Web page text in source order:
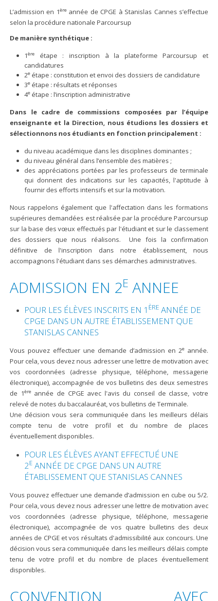
L’admission en 1èreannée de CPGE à Stanislas Cannes s’effectue
selon la procédure nationale Parcoursup
De manière synthétique :
1ère
étape : inscription à la plateforme Parcoursup et
candidatures
2e étape : constitution et envoi des dossiers de candidature
3e étape : résultats et réponses
4e étape : l’inscription administrative
Dans le cadre de commissions composées par l’équipe
enseignante et la Direction, nous étudions les dossiers et
sélectionnons nos étudiants en fonction principalement :
du niveau académique dans les disciplines dominantes ;
du niveau général dans l’ensemble des matières ;
des appréciations portées par les professeurs de terminale
qui donnent des indications sur les capacités, l'aptitude à
fournir des efforts intensifs et sur la motivation.
Nous rappelons également que l'affectation dans les formations
supérieures demandées est réalisée par la procédure Parcoursup
sur la base des vœux effectués par l'étudiant et sur le classement
des dossiers que nous réalisons. Une fois la confirmation
définitive de l'inscription dans notre établissement, nous
accompagnons l'étudiant dans ses démarches administratives.
ADMISSION EN 2E ANNEE
POUR LES ÉLÈVES INSCRITS EN 1 ÈRE ANNÉE DE
CPGE DANS UN AUTRE ÉTABLISSEMENT QUE
STANISLAS CANNES
Vous pouvez effectuer une demande d’admission en 2e année.
Pour cela, vous devez nous adresser une lettre de motivation avec
vos coordonnées (adresse physique, téléphone, messagerie
électronique), accompagnée de vos bulletins des deux semestres
de 1èreannée de CPGE avec l'avis du conseil de classe, votre
relevé de notes du baccalauréat, vos bulletins de Terminale.
Une décision vous sera communiquée dans les meilleurs délais
compte tenu de votre profil et du nombre de places
éventuellement disponibles.
POUR LES ÉLÈVES AYANT EFFECTUÉ UNE
2E ANNÉE DE CPGE DANS UN AUTRE
ÉTABLISSEMENT QUE STANISLAS CANNES
Vous pouvez effectuer une demande d’admission en cube ou 5/2.
Pour cela, vous devez nous adresser une lettre de motivation avec
vos coordonnées (adresse physique, téléphone, messagerie
électronique), accompagnée de vos quatre bulletins des deux
années de CPGE et vos résultats d'admissibilité aux concours. Une
décision vous sera communiquée dans les meilleurs délais compte
tenu de votre profil et du nombre de places éventuellement
disponibles.
CONVENTION AVEC